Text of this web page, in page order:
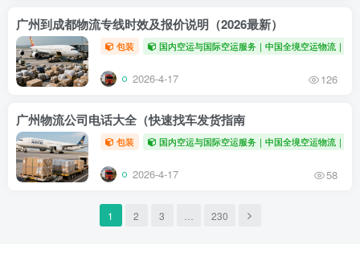
广州到成都物流专线时效及报价说明（2026最新）
包装 国内空运与国际空运服务｜中国全境空运物流｜全
2026-4-17 126
广州物流公司电话大全（快速找车发货指南
包装 国内空运与国际空运服务｜中国全境空运物流｜全
2026-4-17 58
1 2 3 230